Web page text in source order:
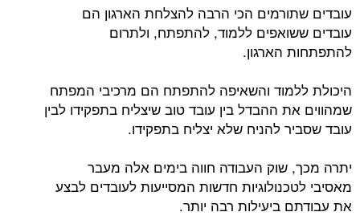
עובדים שתורמים הכי הרבה להצלחת הארגון הם
עובדים ששואפים ללמוד, להתפתח, ולתרום
להתפתחות הארגון.
היכולת ללמוד והשאיפה להתפתח הם מרכיבי המפתח
שמהווים את ההבדל בין עובד טוב שיצליח בתפקידו לבין
עובד שסביר להניח שלא יצליח בתפקידו.
יתרה מכך, שוק העבודה חווה בימים אלה מעבר
מאסיבי לטכנולוגיות חדשות המסייעות לעובדים לבצע
את עבודתם ביעילות רבה יותר.